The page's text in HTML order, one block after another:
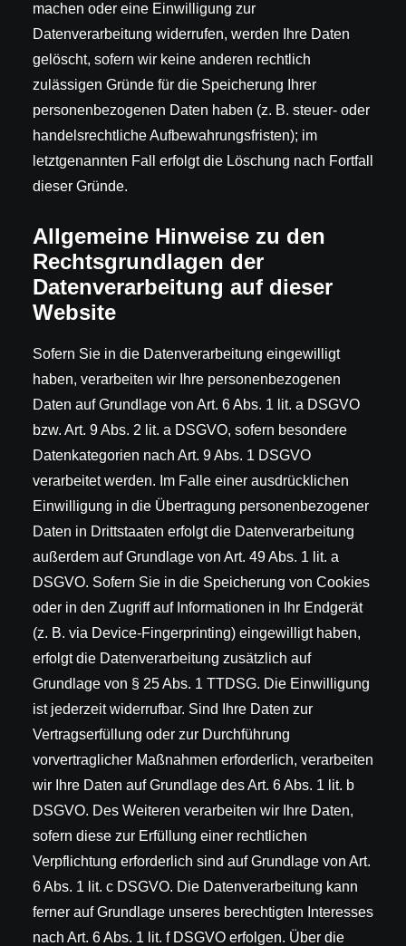
machen oder eine Einwilligung zur
Datenverarbeitung widerrufen, werden Ihre Daten
gelöscht, sofern wir keine anderen rechtlich
zulässigen Gründe für die Speicherung Ihrer
personenbezogenen Daten haben (z. B. steuer- oder
handelsrechtliche Aufbewahrungsfristen); im
letztgenannten Fall erfolgt die Löschung nach Fortfall
dieser Gründe.
Allgemeine Hinweise zu den
Rechtsgrundlagen der
Datenverarbeitung auf dieser
Website
Sofern Sie in die Datenverarbeitung eingewilligt
haben, verarbeiten wir Ihre personenbezogenen
Daten auf Grundlage von Art. 6 Abs. 1 lit. a DSGVO
bzw. Art. 9 Abs. 2 lit. a DSGVO, sofern besondere
Datenkategorien nach Art. 9 Abs. 1 DSGVO
verarbeitet werden. Im Falle einer ausdrücklichen
Einwilligung in die Übertragung personenbezogener
Daten in Drittstaaten erfolgt die Datenverarbeitung
außerdem auf Grundlage von Art. 49 Abs. 1 lit. a
DSGVO. Sofern Sie in die Speicherung von Cookies
oder in den Zugriff auf Informationen in Ihr Endgerät
(z. B. via Device-Fingerprinting) eingewilligt haben,
erfolgt die Datenverarbeitung zusätzlich auf
Grundlage von § 25 Abs. 1 TTDSG. Die Einwilligung
ist jederzeit widerrufbar. Sind Ihre Daten zur
Vertragserfüllung oder zur Durchführung
vorvertraglicher Maßnahmen erforderlich, verarbeiten
wir Ihre Daten auf Grundlage des Art. 6 Abs. 1 lit. b
DSGVO. Des Weiteren verarbeiten wir Ihre Daten,
sofern diese zur Erfüllung einer rechtlichen
Verpflichtung erforderlich sind auf Grundlage von Art.
6 Abs. 1 lit. c DSGVO. Die Datenverarbeitung kann
ferner auf Grundlage unseres berechtigten Interesses
nach Art. 6 Abs. 1 lit. f DSGVO erfolgen. Über die